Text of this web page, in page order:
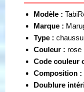
Modèle :
Marque :
Type :
Couleur : rose
Code couleur
Composition :
Doublure